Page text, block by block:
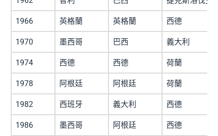
1966 英格蘭 英格蘭 西德
1970 墨西哥 巴西 義大利
1974 西德 西德 荷蘭
1978 阿根廷 阿根廷 荷蘭
1982 西班牙 義大利 西德
1986 墨西哥 阿根廷 西德